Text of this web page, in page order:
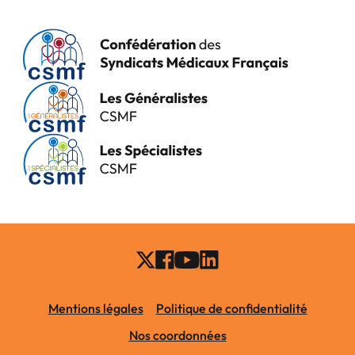
Mentions légales
Politique de confidentialité
Nos coordonnées